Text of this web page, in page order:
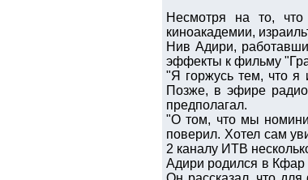
Несмотря на то,
киноакадемии,
Нив Адири,
эффекты к фильму
"Я горжусь тем, что я
Позже, в эфире
предполагал.
"О том, что мы
поверил. Хотел сам
2 каналу ИТВ
Адири родился в Кфар